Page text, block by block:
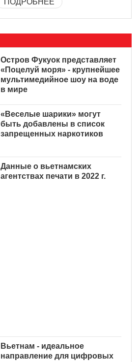
Остров Фукуок представляет
«Поцелуй моря» - крупнейшее
мультимедийное шоу на воде
в мире
«Веселые шарики» могут
быть добавлены в список
запрещенных наркотиков
Данные о вьетнамских
агентствах печати в 2022 г.
Вьетнам - идеальное
направление для цифровых